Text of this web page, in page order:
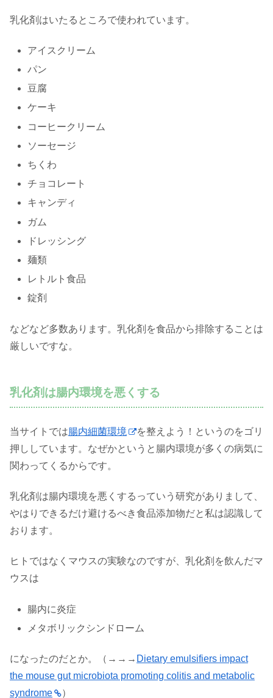
乳化剤はいたるところで使われています。
アイスクリーム
パン
豆腐
ケーキ
コーヒークリーム
ソーセージ
ちくわ
チョコレート
キャンディ
ガム
ドレッシング
麺類
レトルト食品
錠剤
などなど多数あります。乳化剤を食品から排除することは
厳しいですな。
乳化剤は腸内環境を悪くする
当サイトでは腸内細菌環境
を整えよう！というのをゴリ
押ししています。なぜかというと腸内環境が多くの病気に
関わってくるからです。
乳化剤は腸内環境を悪くするっていう研究がありまして、
やはりできるだけ避けるべき食品添加物だと私は認識して
おります。
ヒトではなくマウスの実験なのですが、乳化剤を飲んだマ
ウスは
腸内に炎症
メタボリックシンドローム
になったのだとか。（→→→ Dietary emulsifiers impact
the mouse gut microbiota promoting colitis and metabolic
syndrome
）